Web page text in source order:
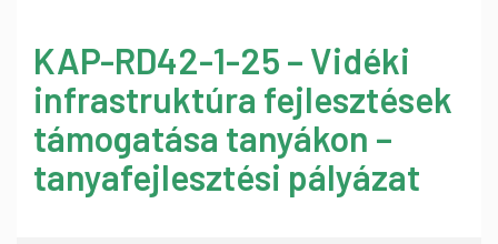
KAP-RD42-1-25 – Vidéki
infrastruktúra fejlesztések
támogatása tanyákon –
tanyafejlesztési pályázat